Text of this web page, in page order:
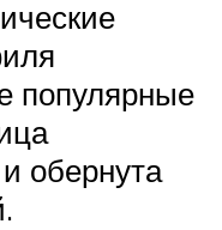
популярные
обернута